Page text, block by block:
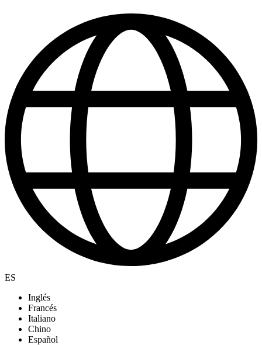
ES
Inglés
Francés
Italiano
Chino
Español